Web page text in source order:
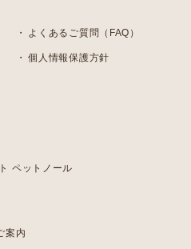
よくあるご質問（FAQ）
個人情報保護方針
ペットノール
案内